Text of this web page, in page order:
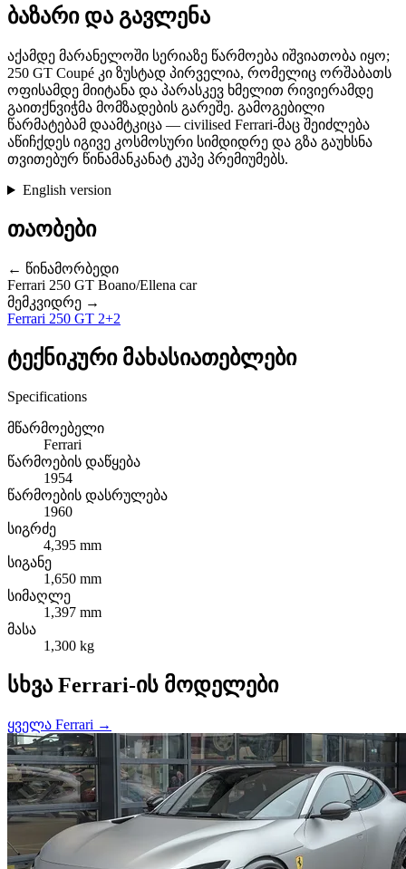
ბაზარი და გავლენა
აქამდე მარანელოში სერიაზე წარმოება იშვიათობა იყო;
250 GT Coupé კი ზუსტად პირველია, რომელიც ორშაბათს
ოფისამდე მიიტანა და პარასკევ ხმელით რივიერამდე
გაითქნვიჭმა მომზადების გარეშე. გამოგებილი
წარმატებამ დაამტკიცა — civilised Ferrari-მაც შეიძლება
აწიჩქდეს იგივე კოსმოსური სიმდიდრე და გზა გაუხსნა
თვითებურ წინამანკანატ კუპე პრემიუმებს.
English version
თაობები
← წინამორბედი
Ferrari 250 GT Boano/Ellena car
მემკვიდრე →
Ferrari 250 GT 2+2
ტექნიკური მახასიათებლები
Specifications
მწარმოებელი
Ferrari
წარმოების დაწყება
1954
წარმოების დასრულება
1960
სიგრძე
4,395 mm
სიგანე
1,650 mm
სიმაღლე
1,397 mm
მასა
1,300 kg
სხვა Ferrari-ის მოდელები
ყველა Ferrari →